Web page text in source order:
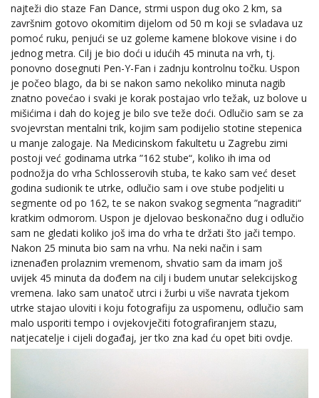
najteži dio staze Fan Dance, strmi uspon dug oko 2 km, sa
završnim gotovo okomitim dijelom od 50 m koji se svladava uz
pomoć ruku, penjući se uz goleme kamene blokove visine i do
jednog metra. Cilj je bio doći u idućih 45 minuta na vrh, tj.
ponovno dosegnuti Pen-Y-Fan i zadnju kontrolnu točku. Uspon
je počeo blago, da bi se nakon samo nekoliko minuta nagib
znatno povećao i svaki je korak postajao vrlo težak, uz bolove u
mišićima i dah do kojeg je bilo sve teže doći. Odlučio sam se za
svojevrstan mentalni trik, kojim sam podijelio stotine stepenica
u manje zalogaje. Na Medicinskom fakultetu u Zagrebu zimi
postoji već godinama utrka ”162 stube“, koliko ih ima od
podnožja do vrha Schlosserovih stuba, te kako sam već deset
godina sudionik te utrke, odlučio sam i ove stube podjeliti u
segmente od po 162, te se nakon svakog segmenta ”nagraditi“
kratkim odmorom. Uspon je djelovao beskonačno dug i odlučio
sam ne gledati koliko još ima do vrha te držati što jači tempo.
Nakon 25 minuta bio sam na vrhu. Na neki način i sam
iznenađen prolaznim vremenom, shvatio sam da imam još
uvijek 45 minuta da dođem na cilj i budem unutar selekcijskog
vremena. Iako sam unatoč utrci i žurbi u više navrata tjekom
utrke stajao uloviti i koju fotografiju za uspomenu, odlučio sam
malo usporiti tempo i ovjekovječiti fotografiranjem stazu,
natjecatelje i cijeli događaj, jer tko zna kad ću opet biti ovdje.